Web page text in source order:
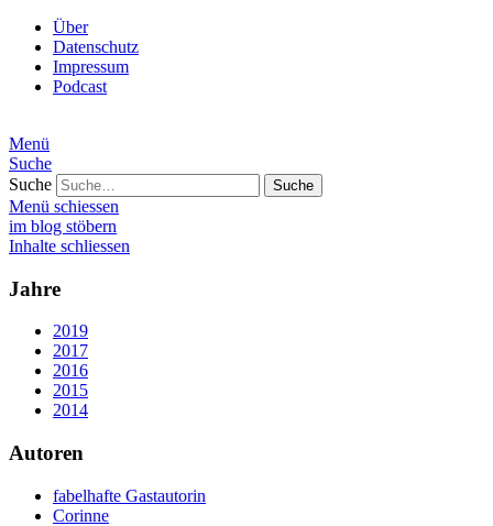
Über
Datenschutz
Impressum
Podcast
Menü
Suche
Suche
Menü schiessen
im blog stöbern
Inhalte schliessen
Jahre
2019
2017
2016
2015
2014
Autoren
fabelhafte Gastautorin
Corinne